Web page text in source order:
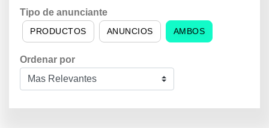
Tipo de anunciante
AMBOS
ANUNCIOS
PRODUCTOS
Ordenar por